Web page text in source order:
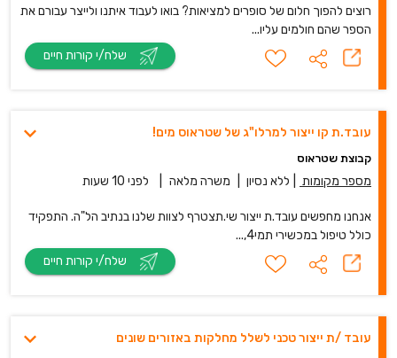
רוצים להפוך חלום של סופרים למציאות? בואו לעבוד איתנו ולייצר עבורם את
הספר שהם חולמים עליו...
עובד.ת קו ייצור למרלו"ג של שטראוס מים!
קבוצת שטראוס
מספר מקומות ללא נסיון משרה מלאה לפני 10 שעות
אנחנו מחפשים עובד.ת ייצור שי.תצטרף לצוות שלנו בנתיב הל"ה. התפקיד
כולל טיפול במכשירי תמי4,...
עובד /ת ייצור טכני לשלל מחלקות באזורים שונים